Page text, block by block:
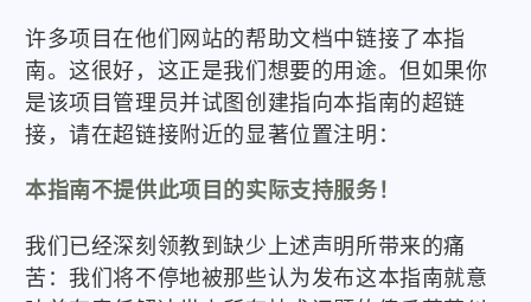
许多项目在他们网站的帮助文档中链接了本指
南。这很好，这正是我们想要的用途。但如果你
是该项目管理员并试图创建指向本指南的超链
接，请在超链接附近的显著位置注明：
本指南不提供此项目的实际支持服务！
我们已经深刻领教到缺少上述声明所带来的痛
苦：我们将不停地被那些认为发布这本指南就意